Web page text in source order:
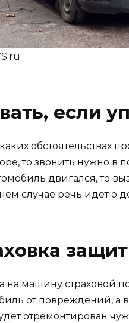
если
каких
то звонить нужно в
двигался, то
случае речь идет о
на машину страховой
от повреждений, а
отремонтирован